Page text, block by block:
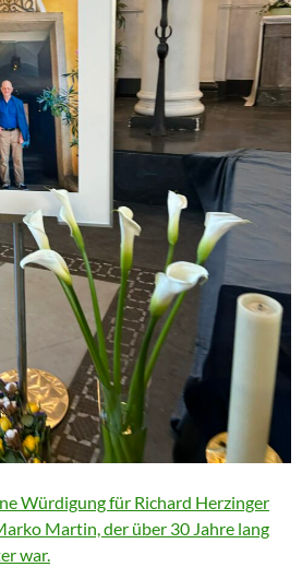
Würdigung für Richard Herzinger
Martin, der über 30 Jahre lang
war.